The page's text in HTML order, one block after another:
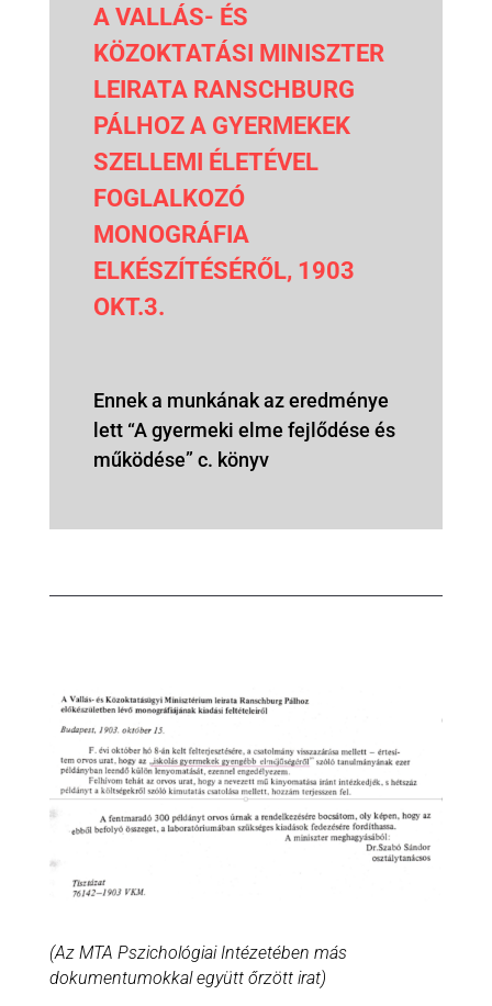
A VALLÁS- ÉS
KÖZOKTATÁSI MINISZTER
LEIRATA RANSCHBURG
PÁLHOZ A GYERMEKEK
SZELLEMI ÉLETÉVEL
FOGLALKOZÓ
MONOGRÁFIA
ELKÉSZÍTÉSÉRŐL, 1903
OKT.3.
Ennek a munkának az eredménye
lett “A gyermeki elme fejlődése és
működése” c. könyv
(Az MTA Pszichológiai Intézetében más
dokumentumokkal együtt őrzött irat)